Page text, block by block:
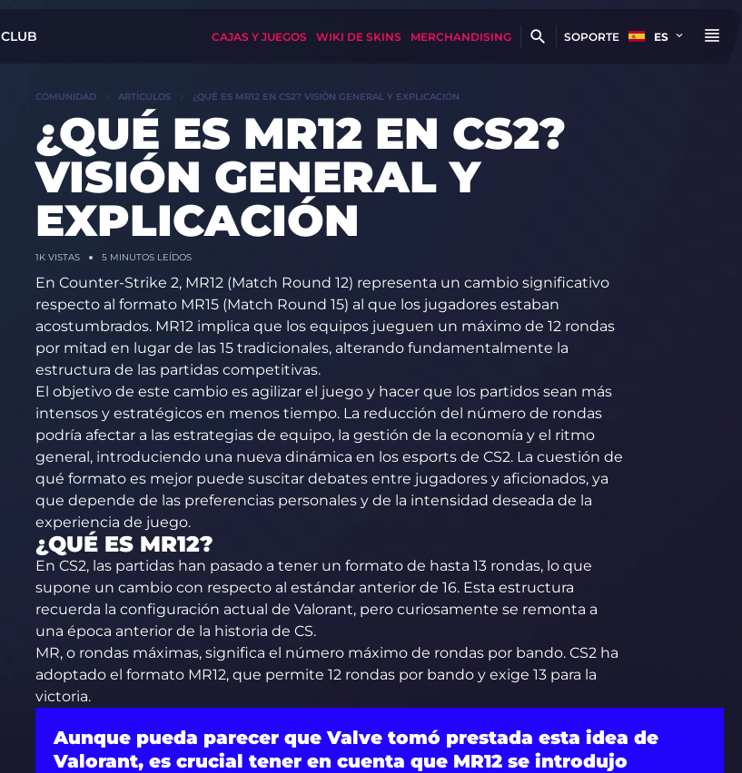
CLUB CAJAS Y JUEGOS WIKI DE SKINS MERCHANDISING SOPORTE ES
COMUNIDAD ARTÍCULOS ¿QUÉ ES MR12 EN CS2? VISIÓN GENERAL Y EXPLICACIÓN
¿QUÉ ES MR12 EN CS2?
VISIÓN GENERAL Y
EXPLICACIÓN
1KVISTAS 5 MINUTOS LEÍDOS
En Counter-Strike 2, MR12 (Match Round 12) representa un cambio significativo
respecto al formato MR15 (Match Round 15) al que los jugadores estaban
acostumbrados. MR12 implica que los equipos jueguen un máximo de 12 rondas
por mitad en lugar de las 15 tradicionales, alterando fundamentalmente la
estructura de las partidas competitivas.
El objetivo de este cambio es agilizar el juego y hacer que los partidos sean más
intensos y estratégicos en menos tiempo. La reducción del número de rondas
podría afectar a las estrategias de equipo, la gestión de la economía y el ritmo
general, introduciendo una nueva dinámica en los esports de CS2. La cuestión de
qué formato es mejor puede suscitar debates entre jugadores y aficionados, ya
que depende de las preferencias personales y de la intensidad deseada de la
experiencia de juego.
¿QUÉ ES MR12?
En CS2, las partidas han pasado a tener un formato de hasta 13 rondas, lo que
supone un cambio con respecto al estándar anterior de 16. Esta estructura
recuerda la configuración actual de Valorant, pero curiosamente se remonta a
una época anterior de la historia de CS.
MR, o rondas máximas, significa el número máximo de rondas por bando. CS2 ha
adoptado el formato MR12, que permite 12 rondas por bando y exige 13 para la
victoria.
Aunque pueda parecer que Valve tomó prestada esta idea de
Valorant, es crucial tener en cuenta que MR12 se introdujo